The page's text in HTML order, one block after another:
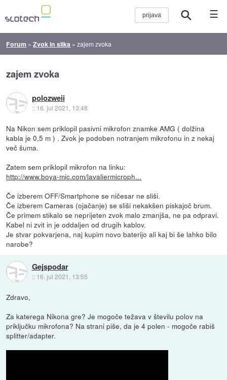
☰
Forum »Zvok in slika »zajem zvoka
zajem zvoka
polozweii
:: 16. jul 2021, 13:48
Na Nikon sem priklopil pasivni mikrofon znamke AMG ( dolžina
kabla je 0,5 m ) . Zvok je podoben notranjem mikrofonu in z nekaj
več šuma.
Zatem sem priklopil mikrofon na linku:
http://www.boya-mic.com/lavaliermicroph...
Če izberem OFF/Smartphone se ničesar ne sliši.
Če izberem Cameras (ojačanje) se sliši nekakšen piskajoč brum.
Če primem stikalo se neprijeten zvok malo zmanjša, ne pa odpravi.
Kabel ni zvit in je oddaljen od drugih kablov.
Je stvar pokvarjena, naj kupim novo baterijo ali kaj bi še lahko bilo
narobe?
Gejspodar
:: 16. jul 2021, 13:55
Zdravo,
Za katerega Nikona gre? Je mogoče težava v številu polov na
priključku mikrofona? Na strani piše, da je 4 polen - mogoče rabiš
splitter/adapter.